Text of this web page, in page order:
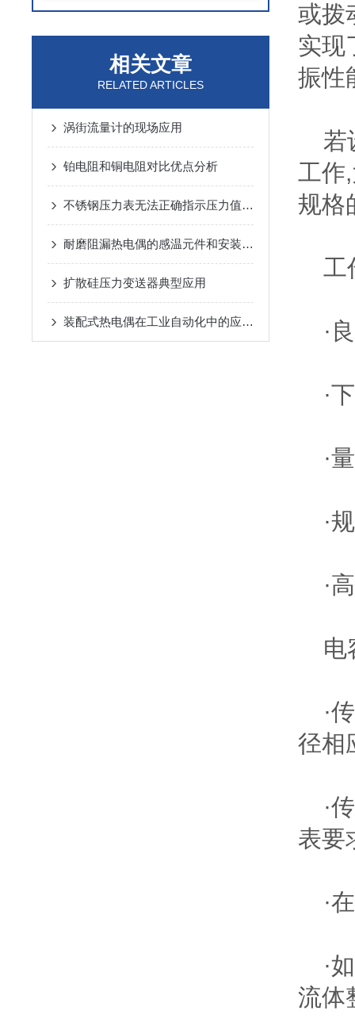
相关文章
RELATED ARTICLES
涡街流量计的现场应用
铂电阻和铜电阻对比优点分析
不锈钢压力表无法正确指示压力值的处理
耐磨阻漏热电偶的感温元件和安装方法
扩散硅压力变送器典型应用
装配式热电偶在工业自动化中的应用及其效益分析
或拨
实现
振性
若
工作
规格
工
·良
·
·
·
·
电
·传
径相
·传
表要
·在
·如
流体